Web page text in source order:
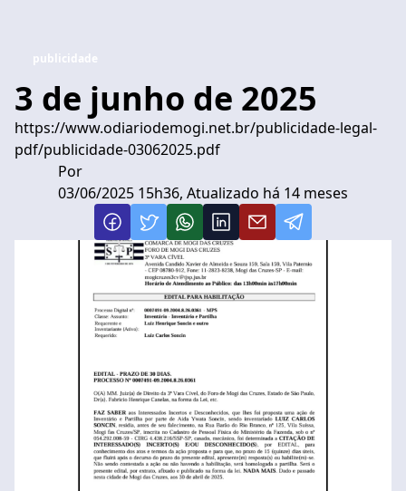
publicidade
3 de junho de 2025
https://www.odiariodemogi.net.br/publicidade-legal-
pdf/publicidade-03062025.pdf
Por
03/06/2025 15h36, Atualizado há 14 meses